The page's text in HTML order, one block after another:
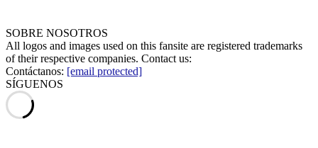
SOBRE NOSOTROS
All logos and images used on this fansite are registered trademarks
of their respective companies. Contact us:
Contáctanos: [email protected]
SÍGUENOS